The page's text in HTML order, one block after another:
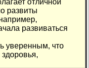
отличной
развиты
развиваться
уверенным, что